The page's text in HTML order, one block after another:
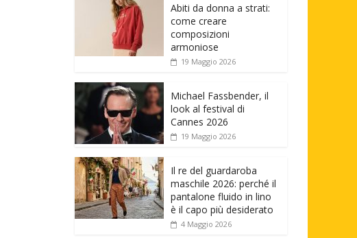
Abiti da donna a strati:
come creare
composizioni
armoniose
19 Maggio 2026
Michael Fassbender, il
look al festival di
Cannes 2026
19 Maggio 2026
Il re del guardaroba
maschile 2026: perché il
pantalone fluido in lino
è il capo più desiderato
4 Maggio 2026